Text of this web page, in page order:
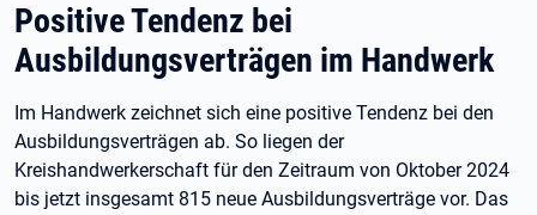
Positive Tendenz bei
Ausbildungsverträgen im Handwerk
Im Handwerk zeichnet sich eine positive Tendenz bei den
Ausbildungsverträgen ab. So liegen der
Kreishandwerkerschaft für den Zeitraum von Oktober 2024
bis jetzt insgesamt 815 neue Ausbildungsverträge vor. Das